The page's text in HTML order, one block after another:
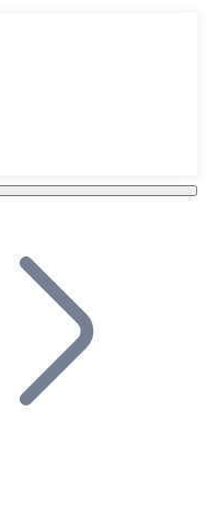
negocio y permite que